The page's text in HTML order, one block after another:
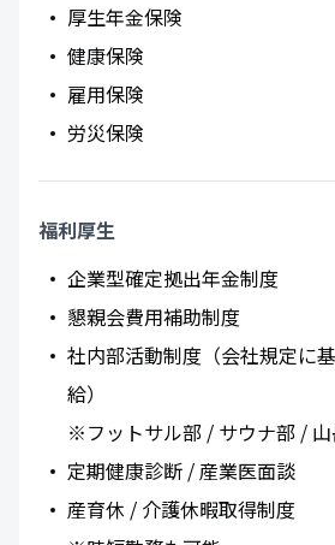
厚生年金保険
健康保険
雇用保険
労災保険
福利厚生
企業型確定拠出年金制度
懇親会費用補助制度
社内部活動制度（会社規定に
給）
※フットサル部 / サウナ部 /
定期健康診断 / 産業医面談
産育休 / 介護休暇取得制度